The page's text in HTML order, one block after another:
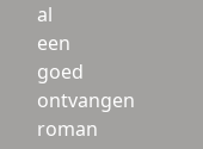
al
een
goed
ontvangen
roman